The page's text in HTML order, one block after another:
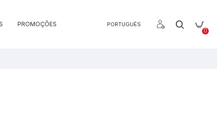
PROMOÇÕES PORTUGUÊS
0